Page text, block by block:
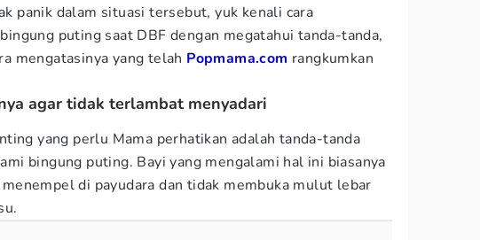
panik dalam situasi tersebut, yuk kenali cara
puting saat DBF dengan megatahui tanda-tanda,
mengatasinya yang telah Popmama.com rangkumkan
agar tidak terlambat menyadari
yang perlu Mama perhatikan adalah tanda-tanda
bingung puting. Bayi yang mengalami hal ini biasanya
di payudara dan tidak membuka mulut lebar